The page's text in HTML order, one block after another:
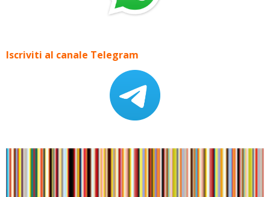
Iscriviti al canale Telegram